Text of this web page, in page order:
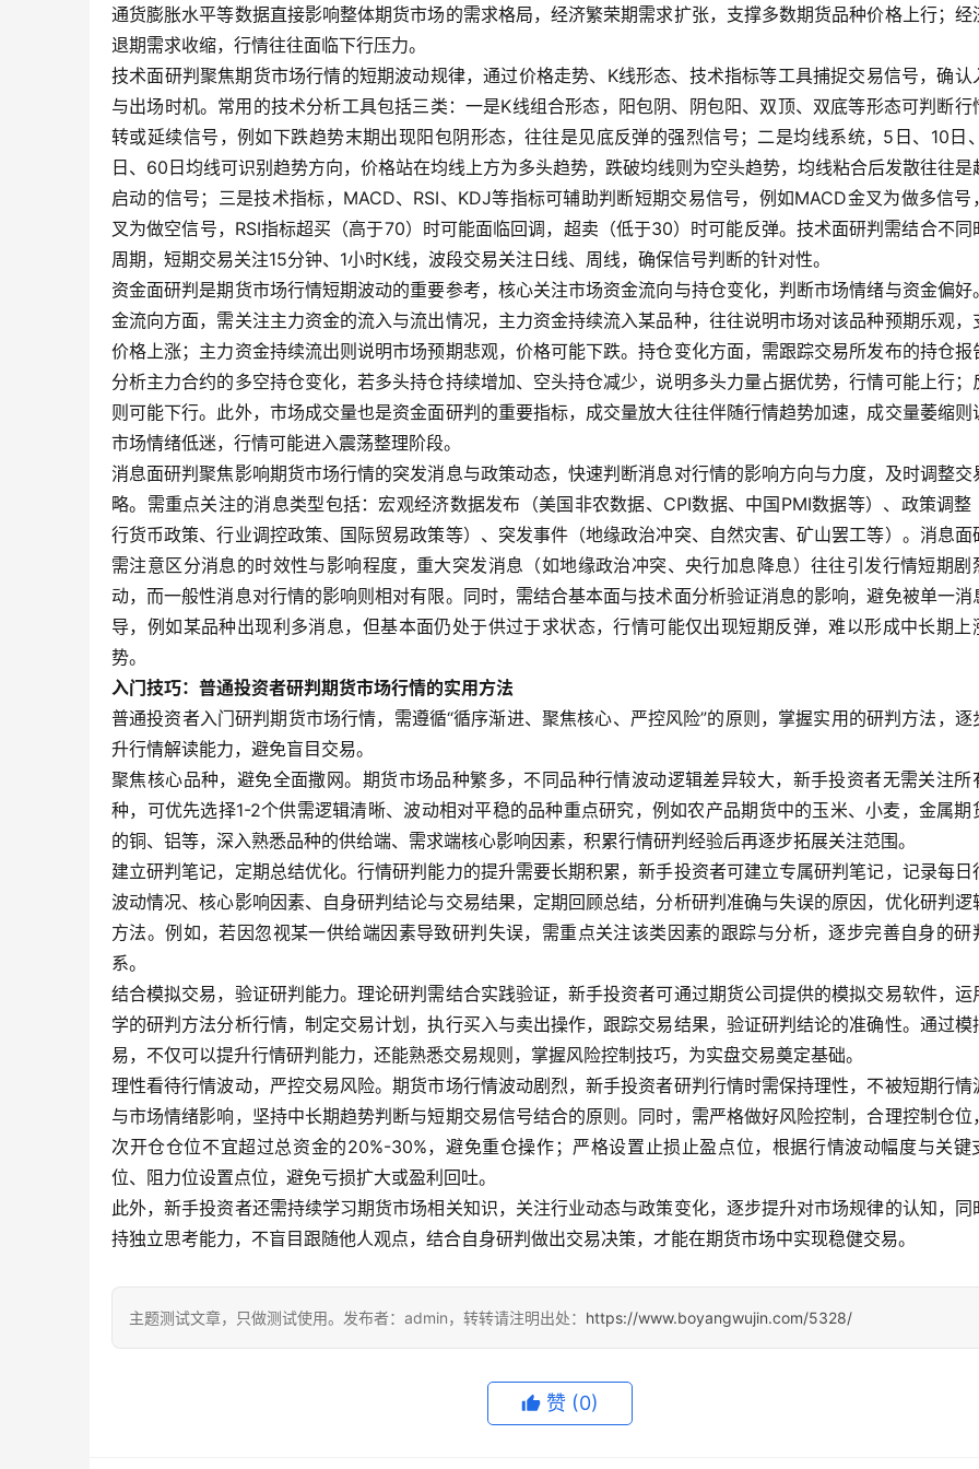
通货膨胀水平等数据直接影响整体期货市场的需求格局，经济繁荣期需求扩张，支撑多数期货品种价格上行；经
退期需求收缩，行情往往面临下行压力。
技术面研判聚焦期货市场行情的短期波动规律，通过价格走势、K线形态、技术指标等工具捕捉交易信号，确认
与出场时机。常用的技术分析工具包括三类：一是K线组合形态，阳包阴、阴包阳、双顶、双底等形态可判断行
转或延续信号，例如下跌趋势末期出现阳包阴形态，往往是见底反弹的强烈信号；二是均线系统，5日、10日
日、60日均线可识别趋势方向，价格站在均线上方为多头趋势，跌破均线则为空头趋势，均线粘合后发散往往是
启动的信号；三是技术指标，MACD、RSI、KDJ等指标可辅助判断短期交易信号，例如MACD金叉为做多信号
叉为做空信号，RSI指标超买（高于70）时可能面临回调，超卖（低于30）时可能反弹。技术面研判需结合不同
周期，短期交易关注15分钟、1小时K线，波段交易关注日线、周线，确保信号判断的针对性。
资金面研判是期货市场行情短期波动的重要参考，核心关注市场资金流向与持仓变化，判断市场情绪与资金偏好
金流向方面，需关注主力资金的流入与流出情况，主力资金持续流入某品种，往往说明市场对该品种预期乐观，
价格上涨；主力资金持续流出则说明市场预期悲观，价格可能下跌。持仓变化方面，需跟踪交易所发布的持仓报
分析主力合约的多空持仓变化，若多头持仓持续增加、空头持仓减少，说明多头力量占据优势，行情可能上行；
则可能下行。此外，市场成交量也是资金面研判的重要指标，成交量放大往往伴随行情趋势加速，成交量萎缩则
市场情绪低迷，行情可能进入震荡整理阶段。
消息面研判聚焦影响期货市场行情的突发消息与政策动态，快速判断消息对行情的影响方向与力度，及时调整交
略。需重点关注的消息类型包括：宏观经济数据发布（美国非农数据、CPI数据、中国PMI数据等）、政策调整
行货币政策、行业调控政策、国际贸易政策等）、突发事件（地缘政治冲突、自然灾害、矿山罢工等）。消息面
需注意区分消息的时效性与影响程度，重大突发消息（如地缘政治冲突、央行加息降息）往往引发行情短期剧
动，而一般性消息对行情的影响则相对有限。同时，需结合基本面与技术面分析验证消息的影响，避免被单一消
导，例如某品种出现利多消息，但基本面仍处于供过于求状态，行情可能仅出现短期反弹，难以形成中长期上
势。
入门技巧：普通投资者研判期货市场行情的实用方法
普通投资者入门研判期货市场行情，需遵循“循序渐进、聚焦核心、严控风险”的原则，掌握实用的研判方法，逐
升行情解读能力，避免盲目交易。
聚焦核心品种，避免全面撒网。期货市场品种繁多，不同品种行情波动逻辑差异较大，新手投资者无需关注所
种，可优先选择1-2个供需逻辑清晰、波动相对平稳的品种重点研究，例如农产品期货中的玉米、小麦，金属期
的铜、铝等，深入熟悉品种的供给端、需求端核心影响因素，积累行情研判经验后再逐步拓展关注范围。
建立研判笔记，定期总结优化。行情研判能力的提升需要长期积累，新手投资者可建立专属研判笔记，记录每日
波动情况、核心影响因素、自身研判结论与交易结果，定期回顾总结，分析研判准确与失误的原因，优化研判逻
方法。例如，若因忽视某一供给端因素导致研判失误，需重点关注该类因素的跟踪与分析，逐步完善自身的研
系。
结合模拟交易，验证研判能力。理论研判需结合实践验证，新手投资者可通过期货公司提供的模拟交易软件，运
学的研判方法分析行情，制定交易计划，执行买入与卖出操作，跟踪交易结果，验证研判结论的准确性。通过模
易，不仅可以提升行情研判能力，还能熟悉交易规则，掌握风险控制技巧，为实盘交易奠定基础。
理性看待行情波动，严控交易风险。期货市场行情波动剧烈，新手投资者研判行情时需保持理性，不被短期行情
与市场情绪影响，坚持中长期趋势判断与短期交易信号结合的原则。同时，需严格做好风险控制，合理控制仓位
次开仓仓位不宜超过总资金的20%-30%，避免重仓操作；严格设置止损止盈点位，根据行情波动幅度与关键
位、阻力位设置点位，避免亏损扩大或盈利回吐。
此外，新手投资者还需持续学习期货市场相关知识，关注行业动态与政策变化，逐步提升对市场规律的认知，同
持独立思考能力，不盲目跟随他人观点，结合自身研判做出交易决策，才能在期货市场中实现稳健交易。
主题测试文章，只做测试使用。发布者：admin，转转请注明出处： https://www.boyangwujin.com/5328/
赞 (0)